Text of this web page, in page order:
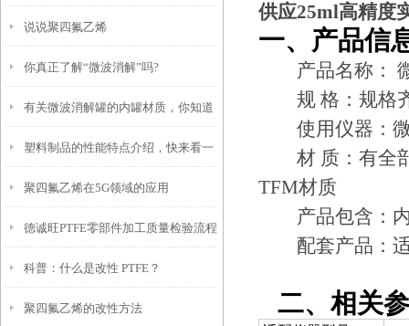
吧
说说聚四氟乙烯
你真正了解“微波消解”吗?
有关微波消解罐的内罐材质，你知道
多少？
塑料制品的性能特点介绍，快来看一
下吧
聚四氟乙烯在5G领域的应用
德诚旺PTFE零部件加工质量检验流程
科普：什么是改性 PTFE？
聚四氟乙烯的改性方法
供应25ml高精度
一、产品信
产品名称：
规 格：规格齐
使用仪器：微
材 质：有全部
TFM材质
产品包含：内
配套产品：适
二、相关